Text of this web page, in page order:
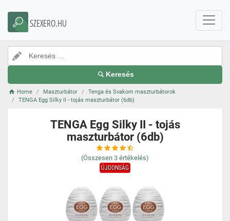
SZEXERO.HU
Keresés
Home Maszturbátor
Tenga és Svakom maszturbátorok
TENGA Egg Silky II - tojás maszturbátor (6db)
TENGA Egg Silky II - tojás
maszturbátor (6db)
(Összesen 3 értékelés)
ÚJDONSÁG